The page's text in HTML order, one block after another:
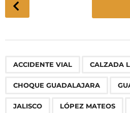
o
g
n
ACCIDENTE VIAL CALZADA
CHOQUE GUADALAJARA
JALISCO LÓPEZ MATEOS